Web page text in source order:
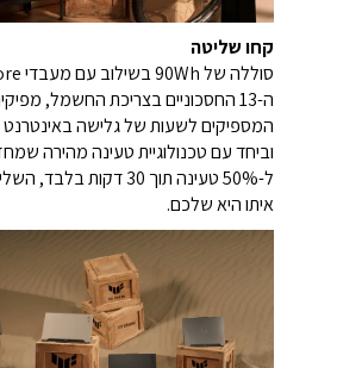
קחו שליטה
ה-13 החסכוניים בצריכת החשמל,
המספיקים לשעות של גלישה באינטרנט
וביחד עם טכנולוגיית טעינה מהירה
ל-50% טעינה תוך 30 דקות
איתו היא שלכם.